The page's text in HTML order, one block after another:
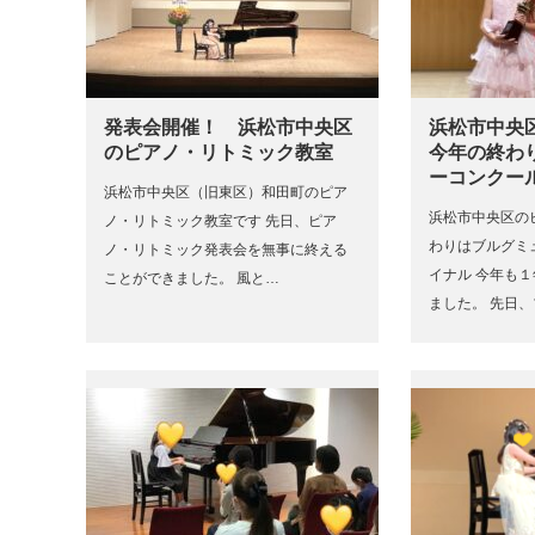
発表会開催！ 浜松市中央区
のピアノ・リトミック教室
浜松市中央区（旧東区）和田町のピア
ノ・リトミック教室です 先日、ピア
ノ・リトミック発表会を無事に終える
ことができました。 風と…
浜松市中
今年の終わ
ーコンクー
浜松市中央区
わりはブルグミ
イナル 今年も
ました。 先日